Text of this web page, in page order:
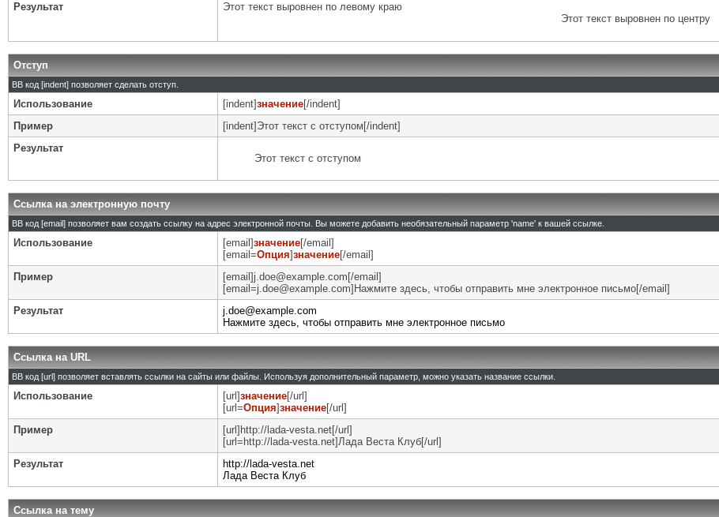
Результат
Этот текст выровнен по левому краю
Этот текст выровнен по центру
Отступ
BB код [indent] позволяет сделать отступ.
Использование [indent]значение[/indent]
Пример
[indent]Этот текст с отступом[/indent]
Результат
Этот текст с отступом
Ссылка на электронную почту
BB код [email] позволяет вам создать ссылку на адрес электронной почты. Вы можете добавить необязательный параметр 'name' к вашей ссылке.
Использование [email]значение[/email]
[email=Опция]значение[/email]
Пример
[email]j.doe@example.com[/email]
[email=j.doe@example.com]Нажмите здесь, чтобы отправить мне электронное письмо[/email]
Результат
j.doe@example.com
Нажмите здесь, чтобы отправить мне электронное письмо
Ссылка на URL
BB код [url] позволяет вставлять ссылки на сайты или файлы. Используя дополнительный параметр, можно указать название ссылки.
Использование [url]значение[/url]
[url=Опция]значение[/url]
Пример
[url]http://lada-vesta.net[/url]
[url=http://lada-vesta.net]Лада Веста Клуб[/url]
Результат
http://lada-vesta.net
Лада Веста Клуб
Ссылка на тему